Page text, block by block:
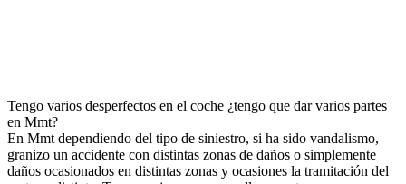
Tengo varios desperfectos en el coche ¿tengo que dar varios partes
en Mmt?
En Mmt dependiendo del tipo de siniestro, si ha sido vandalismo,
granizo un accidente con distintas zonas de daños o simplemente
daños ocasionados en distintas zonas y ocasiones la tramitación del